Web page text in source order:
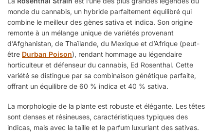
monde du cannabis, un hybride parfaitement équilibré qui
combine le meilleur des gènes sativa et indica. Son origine
remonte à un mélange unique de variétés provenant
d’Afghanistan, de Thaïlande, du Mexique et d’Afrique (peut-
être Durban Poison), rendant hommage au légendaire
horticulteur et défenseur du cannabis, Ed Rosenthal. Cette
variété se distingue par sa combinaison génétique parfaite,
offrant un équilibre de 60 % indica et 40 % sativa.
La morphologie de la plante est robuste et élégante. Les têtes
sont denses et résineuses, caractéristiques typiques des
indicas, mais avec la taille et le parfum luxuriant des sativas.